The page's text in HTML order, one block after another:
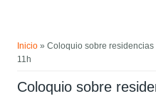
Inicio » Coloquio sobre
11h
Coloquio sobre